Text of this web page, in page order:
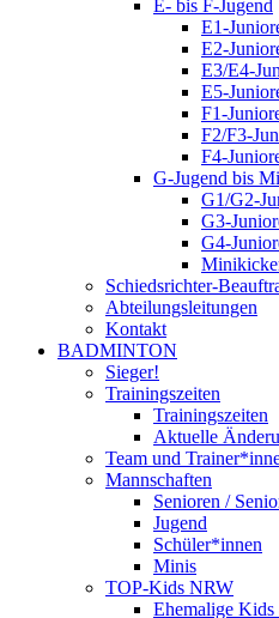
E- bis F-Jugend
E1-
E2-
E3/E4-
E5-
F1-
F2/F3-
F4-
G-Jugend bis
G1/G2-
G3-
G4-
Schiedsrichter-
Abteilungsleitungen
Kontakt
BADMINTON
Sieger!
Trainingszeiten
Trainingszeiten
Aktuelle
Team und
Mannschaften
Senioren /
Jugend
Schüler*innen
Minis
TOP-Kids NRW
Ehemalige